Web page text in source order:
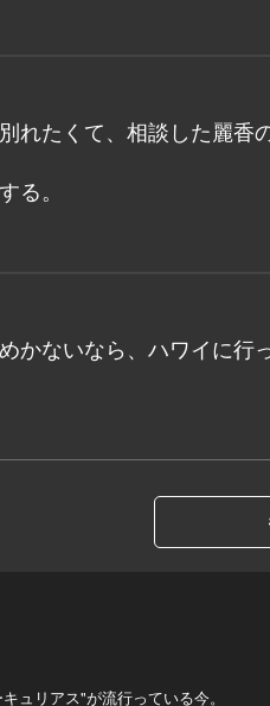
れたくて、相談した麗香
る。
かないなら、ハワイに行
ュリアス"が流行っている今。